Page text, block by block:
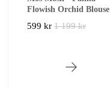
Flowish Orchid Blouse
599 kr 1 199 kr